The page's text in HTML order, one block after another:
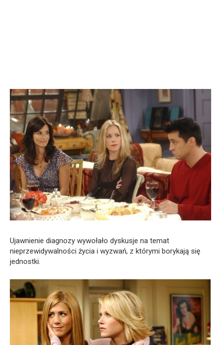
Ujawnienie diagnozy wywołało dyskusje na temat
nieprzewidywalności życia i wyzwań, z którymi borykają się
jednostki.